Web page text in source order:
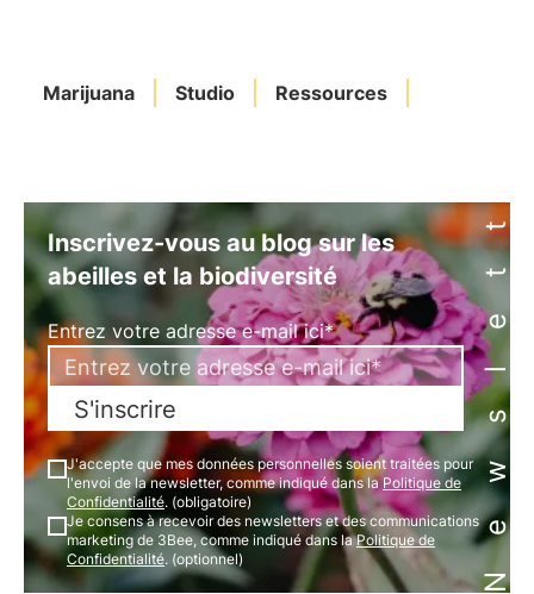
Marijuana Studio Ressources Newsletter
Inscrivez-vous au blog sur les
abeilles et la biodiversité
Entrez votre adresse e-mail ici*
S'inscrire
J'accepte que mes données personnelles soient traitées pour
l'envoi de la newsletter, comme indiqué dans laPolitique de
Confidentialité. (obligatoire)
Je consens à recevoir des newsletters et des communications
marketing de 3Bee, comme indiqué dans laPolitique de
Confidentialité. (optionnel)